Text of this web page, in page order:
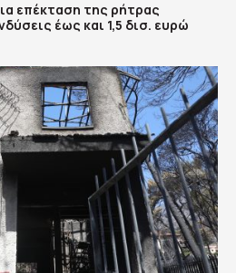
επέκταση της ρήτρας
έως και 1,5 δισ. ευρώ